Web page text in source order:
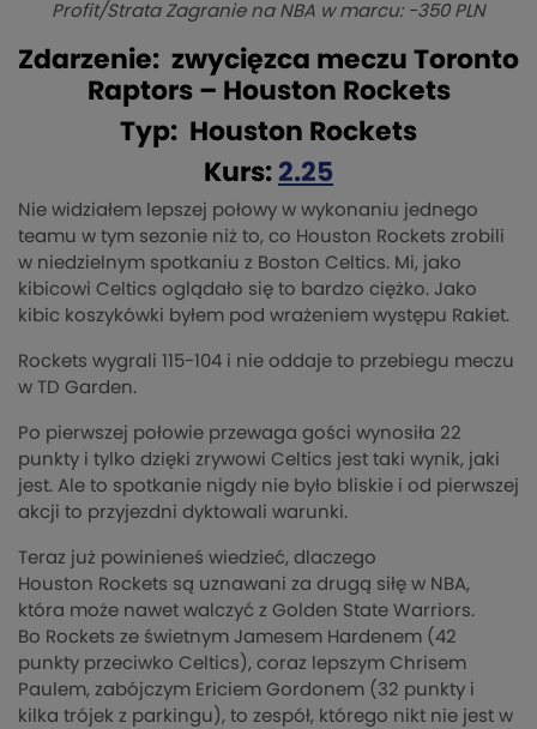
Profit/Strata Zagranie na NBA w marcu: -350 PLN
Zdarzenie: zwycięzca meczu Toronto
Raptors – Houston Rockets
Typ: Houston Rockets
Kurs: 2.25
Nie widziałem lepszej połowy w wykonaniu jednego
teamu w tym sezonie niż to, co Houston Rockets zrobili
w niedzielnym spotkaniu z Boston Celtics. Mi, jako
kibicowi Celtics oglądało się to bardzo ciężko. Jako
kibic koszykówki byłem pod wrażeniem występu Rakiet.
Rockets wygrali 115-104 i nie oddaje to przebiegu meczu
w TD Garden.
Po pierwszej połowie przewaga gości wynosiła 22
punkty i tylko dzięki zrywowi Celtics jest taki wynik, jaki
jest. Ale to spotkanie nigdy nie było bliskie i od pierwszej
akcji to przyjezdni dyktowali warunki.
Teraz już powinieneś wiedzieć, dlaczego
Houston Rockets są uznawani za drugą siłę w NBA,
która może nawet walczyć z Golden State Warriors.
Bo Rockets ze świetnym Jamesem Hardenem (42
punkty przeciwko Celtics ), coraz lepszym Chrisem
Paulem, zabójczym Ericiem Gordonem (32 punkty i
kilka trójek z parkingu), to zespół, którego nikt nie jest w